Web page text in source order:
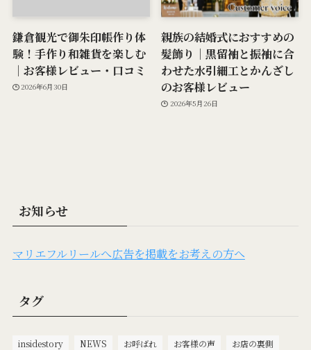
鎌倉観光で御朱印帳作り体
験！手作り和雑貨を楽しむ
｜お客様レビュー・口コミ
2026年6月30日
親族の結婚式におすすめの
髪飾り｜黒留袖と振袖に合
わせた水引細工とかんざし
のお客様レビュー
2026年5月26日
お知らせ
マリエフルリールへ広告を掲載をお考えの方へ
タグ
insidestory NEWS お呼ばれ お客様の声
お店の裏側